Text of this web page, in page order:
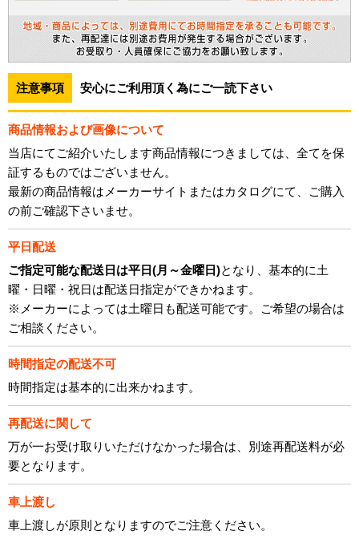
注意事項 安心にご利用頂く為にご一読下さい
商品情報および画像について
当店にてご紹介いたします商品情報につきましては、全てを保
証するものではございません。
最新の商品情報はメーカーサイトまたはカタログにて、ご購入
の前ご確認下さいませ。
平日配送
ご指定可能な配送日は平日(月～金曜日)となり、基本的に土
曜・日曜・祝日は配送日指定ができかねます。
※メーカーによっては土曜日も配送可能です。ご希望の場合は
ご相談ください。
時間指定の配送不可
時間指定は基本的に出来かねます。
再配送に関して
万が一お受け取りいただけなかった場合は、別途再配送料が必
要となります。
車上渡し
車上渡しが原則となりますのでご注意ください。